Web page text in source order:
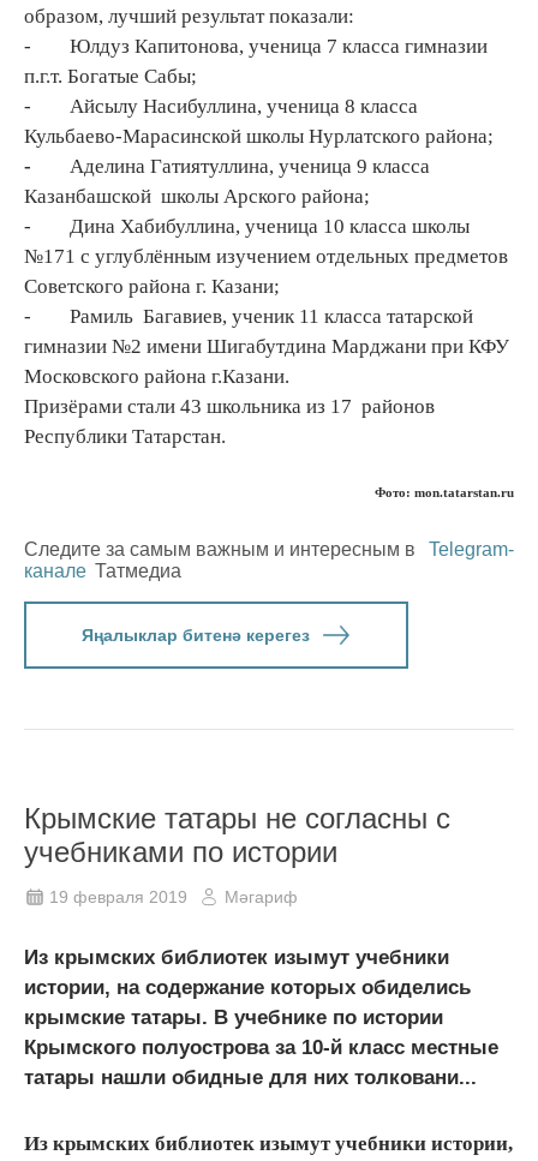
образом, лучший результат показали:
- Юлдуз Капитонова, ученица 7 класса гимназии
п.г.т. Богатые Сабы;
- Айсылу Насибуллина, ученица 8 класса
Кульбаево-Марасинской школы Нурлатского района;
- Аделина Гатиятуллина, ученица 9 класса
Казанбашской школы Арского района;
- Дина Хабибуллина, ученица 10 класса школы
№171 с углублённым изучением отдельных предметов
Советского района г. Казани;
- Рамиль Багавиев, ученик 11 класса татарской
гимназии №2 имени Шигабутдина Марджани при КФУ
Московского района г.Казани.
Призёрами стали 43 школьника из 17 районов
Республики Татарстан.
Фото: mon.tatarstan.ru
Следите за самым важным и интересным в
Telegram-
канале Татмедиа
Яңалыклар битенә керегез
Крымские татары не согласны с
учебниками по истории
19 февраля 2019 Мәгариф
Из крымских библиотек изымут учебники
истории, на содержание которых обиделись
крымские татары. В учебнике по истории
Крымского полуострова за 10-й класс местные
татары нашли обидные для них толковани...
Из крымских библиотек изымут учебники истории,